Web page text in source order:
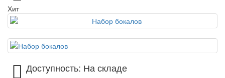
Хит
Доступность: На складе